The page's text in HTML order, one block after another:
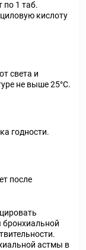
по 1 таб.
кислоту
света и
не выше 25°С.
годности.
после
астмы в